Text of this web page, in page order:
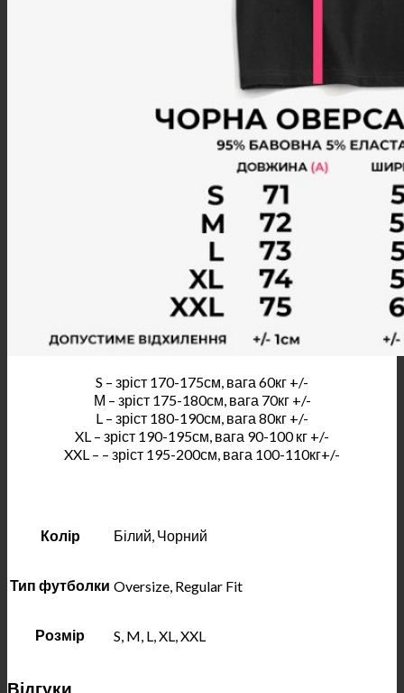
S – зріст 170-175см, вага 60кг +/-
М – зріст 175-180см, вага 70кг +/-
L – зріст 180-190см, вага 80кг +/-
XL – зріст 190-195см, вага 90-100 кг +/-
XXL – – зріст 195-200см, вага 100-110кг+/-
Колір Білий, Чорний
Тип футболки Oversize, Regular Fit
Розмір S, M, L, XL, XXL
Відгуки